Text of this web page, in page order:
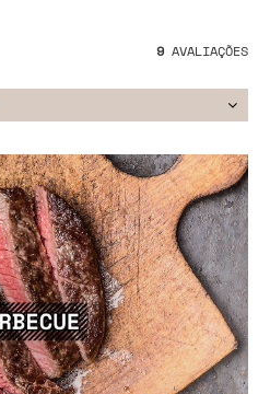
9 AVALIAÇÕES